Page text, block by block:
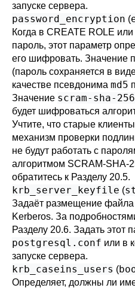
запуске сервера.
password_encryption (
Когда в CREATE ROLE или
пароль, этот параметр
его шифровать. Значение
(пароль сохраняется в
качестве псевдонима md5
Значение scram-sha-256
будет шифроваться
Учтите, что старые
механизм проверки
не будут работать с
алгоритмом SCRAM-SHA-
обратитесь к Разделу 20.5.
krb_server_keyfile (
Задаёт размещение файла
Kerberos. За
Разделу 20.6. Задать этот
postgresql.conf или в
запуске сервера.
krb_caseins_users (
Определяет, должны ли